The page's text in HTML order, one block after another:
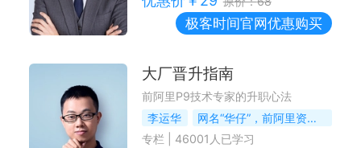
极客时间官网优惠购买
大厂晋升指南
前阿里P9技术专家的升职心法
李运华
网名“华仔”，前阿里资深技术专家（P9）
专栏
46001 人已学习